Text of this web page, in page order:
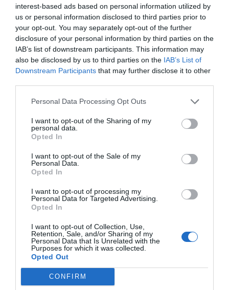
interest-based ads based on personal information utilized by
us or personal information disclosed to third parties prior to
your opt-out. You may separately opt-out of the further
disclosure of your personal information by third parties on the
IAB’s list of downstream participants. This information may
also be disclosed by us to third parties on the IAB’s List of
Downstream Participants that may further disclose it to other
Personal Data Processing Opt Outs
I want to opt-out of the Sharing of my
personal data.
Opted In
I want to opt-out of the Sale of my
Personal Data.
Opted In
I want to opt-out of processing my
Personal Data for Targeted Advertising.
Opted In
I want to opt-out of Collection, Use,
Retention, Sale, and/or Sharing of my
Personal Data that Is Unrelated with the
Purposes for which it was collected.
Opted Out
CONFIRM
Casas.
Les clàusules verdes també s'inclouen als
contractes residencials, però tampoc generen
cap controvèrsia. "Crec que els clients sí que s'hi
fixen i que ho valoren", insisteix. El CEO de Mimeisa
"valor" que té la seva proposta: "Als nostres
edificis també busquem l'engagement
a través de
classes de ioga o col·laboracions especials amb
Recentment, Mimeisa ha
rebut la certificació BCorp,
un reconeixement pel
seu benestar ambiental,
social i econòmic
Tot plegat va començar fa vuit anys, amb